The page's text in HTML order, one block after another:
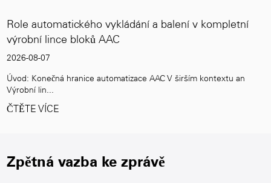
vykládání a balení v kompletní
bloků AAC
hranice automatizace AAC V širším kontextu an
Rostoucí
Zpětná vazba ke zprávě